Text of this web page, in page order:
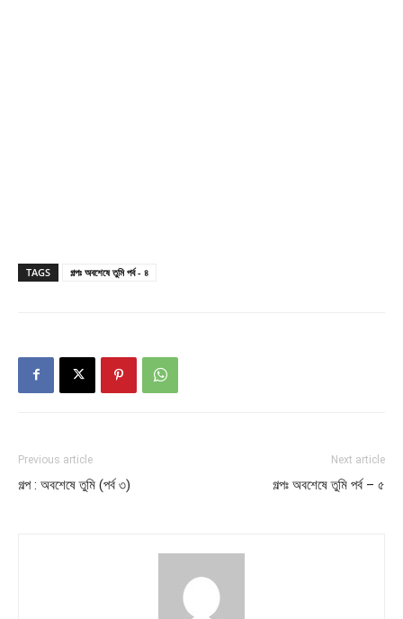
TAGS গল্পঃ অবশেষে তুমি পর্ব - ৪
Previous article
গল্প : অবশেষে তুমি (পর্ব ৩)
Next article
গল্পঃ অবশেষে তুমি পর্ব – ৫